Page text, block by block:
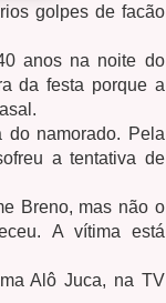
golpes de facão
anos na noite do
da festa porque a
do namorado. Pela
a tentativa de
Breno, mas não o
A vítima está
Alô Juca, na TV